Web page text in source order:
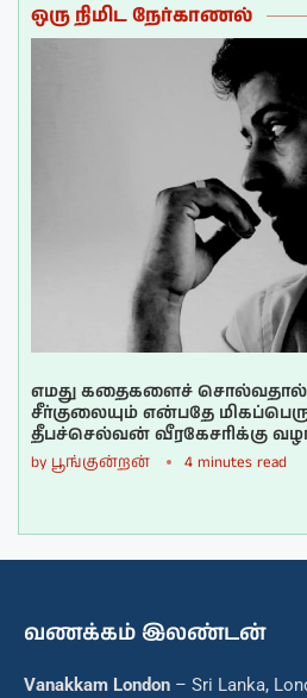
ஒரு நிமிட நேர்காணல்
எமது கதைகளைச்
சீர்குலையும் என்பதே
தீபச்செல்வன் வீரகேசரிக்கு
by பூங்குன்றன் 4 minutes read
வணக்கம் இலண்டன்
Vanakkam London – Sri Lanka,